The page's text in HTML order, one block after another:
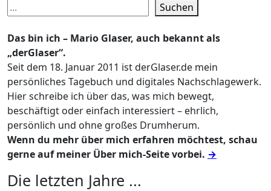
Suchen
Das bin ich – Mario Glaser, auch bekannt als
„derGlaser“.
Seit dem 18. Januar 2011 ist derGlaser.de mein
persönliches Tagebuch und digitales Nachschlagewerk.
Hier schreibe ich über das, was mich bewegt,
beschäftigt oder einfach interessiert – ehrlich,
persönlich und ohne großes Drumherum.
Wenn du mehr über mich erfahren möchtest, schau
gerne auf meiner Über mich-Seite vorbei. →
Die letzten Jahre ...